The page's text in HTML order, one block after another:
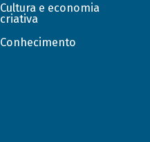
Cultura e economia
criativa
Conhecimento